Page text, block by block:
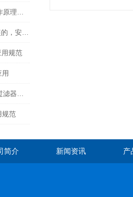
用规范
规范
简介 新闻资讯 产